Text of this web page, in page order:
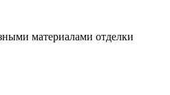
материалами отделки